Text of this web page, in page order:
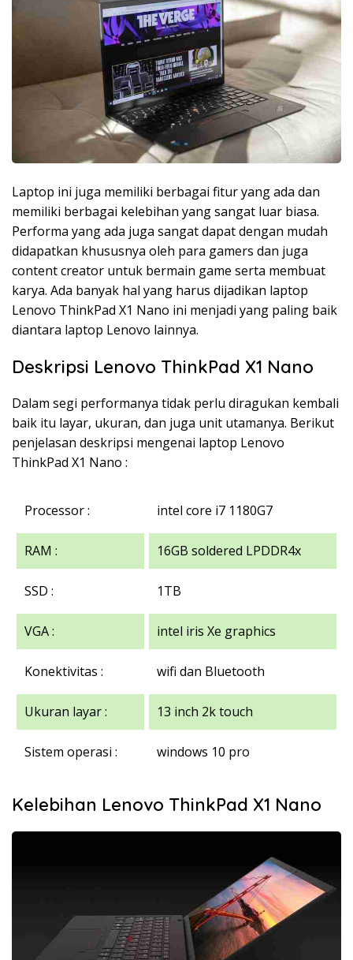
Laptop ini juga memiliki berbagai fitur yang ada dan
memiliki berbagai kelebihan yang sangat luar biasa.
Performa yang ada juga sangat dapat dengan mudah
didapatkan khususnya oleh para gamers dan juga
content creator untuk bermain game serta membuat
karya. Ada banyak hal yang harus dijadikan laptop
Lenovo ThinkPad X1 Nano ini menjadi yang paling baik
diantara laptop Lenovo lainnya.
Deskripsi Lenovo ThinkPad X1 Nano
Dalam segi performanya tidak perlu diragukan kembali
baik itu layar, ukuran, dan juga unit utamanya. Berikut
penjelasan deskripsi mengenai laptop Lenovo
ThinkPad X1 Nano :
Processor : intel core i7 1180G7
RAM : 16GB soldered LPDDR4x
SSD : 1TB
VGA : intel iris Xe graphics
Konektivitas : wifi dan Bluetooth
Ukuran layar : 13 inch 2k touch
Sistem operasi : windows 10 pro
Kelebihan Lenovo ThinkPad X1 Nano